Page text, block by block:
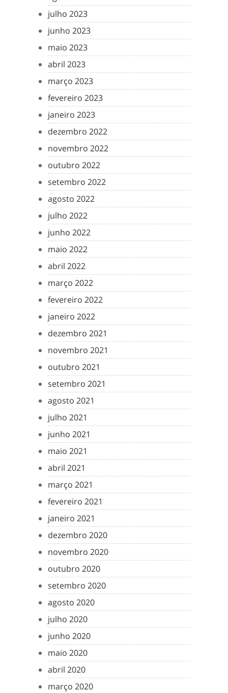
julho 2023
junho 2023
maio 2023
abril 2023
março 2023
fevereiro 2023
janeiro 2023
dezembro 2022
novembro 2022
outubro 2022
setembro 2022
agosto 2022
julho 2022
junho 2022
maio 2022
abril 2022
março 2022
fevereiro 2022
janeiro 2022
dezembro 2021
novembro 2021
outubro 2021
setembro 2021
agosto 2021
julho 2021
junho 2021
maio 2021
abril 2021
março 2021
fevereiro 2021
janeiro 2021
dezembro 2020
novembro 2020
outubro 2020
setembro 2020
agosto 2020
julho 2020
junho 2020
maio 2020
abril 2020
março 2020